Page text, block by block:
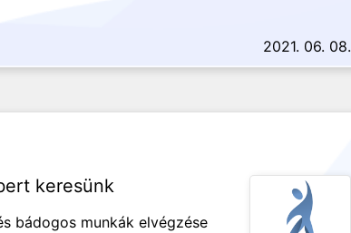
2021. 06. 08.
keresünk
bádogos munkák elvégzése